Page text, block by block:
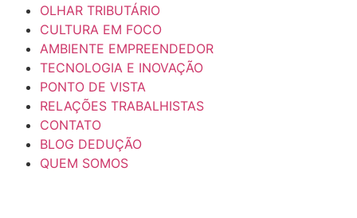
OLHAR TRIBUTÁRIO
CULTURA EM FOCO
AMBIENTE EMPREENDEDOR
TECNOLOGIA E INOVAÇÃO
PONTO DE VISTA
RELAÇÕES TRABALHISTAS
CONTATO
BLOG DEDUÇÃO
QUEM SOMOS